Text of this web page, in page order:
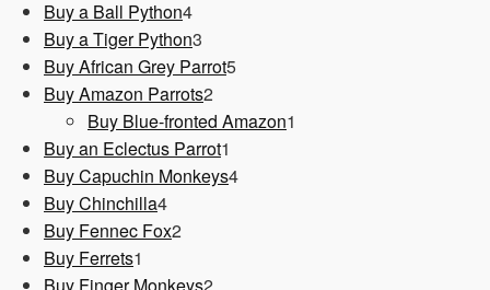
Buy a Ball Python44
Produkte
Buy a Tiger Python3
Produkte
Buy African Grey Parrot55
Buy Amazon Parrots22
Produkte
Buy Blue-fronted Amazon1
Buy an Eclectus Parrot1
Produkt
Buy Capuchin Monkeys44
Buy Chinchilla44
Produkte
Buy Fennec Fox22
Buy Ferrets1
Produkt 2